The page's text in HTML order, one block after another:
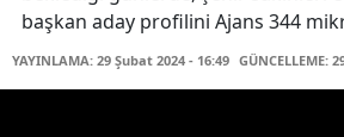
başkan aday profilini Ajans 344
YAYINLAMA: 29 Şubat 2024 - 16:49 GÜNCELLEME: